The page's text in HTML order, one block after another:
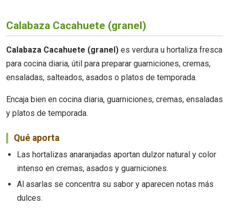
Calabaza Cacahuete (granel)
Calabaza Cacahuete (granel) es verdura u hortaliza fresca
para cocina diaria, útil para preparar guarniciones, cremas,
ensaladas, salteados, asados o platos de temporada.
Encaja bien en cocina diaria, guarniciones, cremas, ensaladas
y platos de temporada.
Qué aporta
Las hortalizas anaranjadas aportan dulzor natural y color
intenso en cremas, asados y guarniciones.
Al asarlas se concentra su sabor y aparecen notas más
dulces.